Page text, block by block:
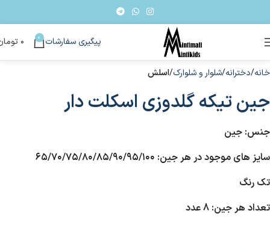
پیگیری سفارشات 0 ۰
خانه دخترانه شلوار و شلوارک اسلش
جین تیکه گلدوزی اسکلت دار
جنس: جین
سایز های موجود در هر جین: ۶۵/۷۰/۷۵/۸۰/۸۵/۹۰/۹۵/۱۰۰
تک رنگ
تعداد هر جین: 8 عدد